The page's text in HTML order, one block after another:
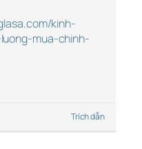
kinh-
mua-chinh-
Trích dẫn